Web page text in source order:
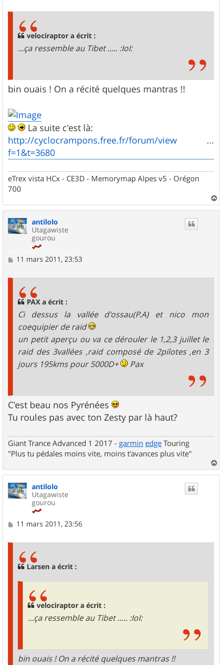
velociraptor a écrit :
...ça ressemble au Tibet ..... :IoI:
bin ouais ! On a récité quelques mantras !!
La suite c'est là:
http://cyclocrampons.free.fr/forum/view ...
f=1&t=3680
eTrex vista HCx - CE3D - Memorymap Alpes v5 - Orégon
700
a
antilolo
Utagawiste
gourou
M11 mars 2011, 23:53
PAX a écrit :
Ci dessus la vallée d'ossau(P.A) et nico mon
coequipier de raid
un petit aperçu ou va ce dérouler le 1,2,3 juillet le
raid des 3vallées ,raid composé de 2pilotes ,en 3
jours 195kms pour 5000D+
Pax
C'est beau nos Pyrénées
Tu roules pas avec ton Zesty par là haut?
Giant Trance Advanced 1 2017 - garmin edge Touring
"Plus tu pédales moins vite, moins t'avances plus vite"
a
antilolo
Utagawiste
gourou
M11 mars 2011, 23:56
Larsen a écrit :
velociraptor a écrit :
...ça ressemble au Tibet ..... :IoI:
bin ouais ! On a récité quelques mantras !!